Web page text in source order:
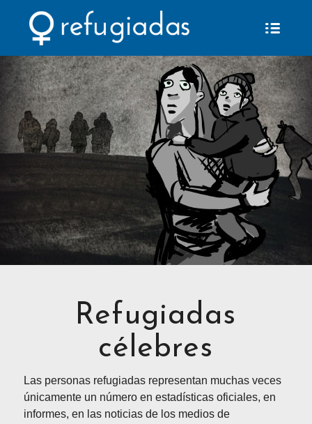
Refugiadas
célebres
Las personas refugiadas representan muchas veces
únicamente un número en estadísticas oficiales, en
informes, en las noticias de los medios de